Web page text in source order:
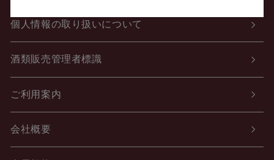
個人情報の取り扱いについて
酒類販売管理者標識
ご利用案内
会社概要